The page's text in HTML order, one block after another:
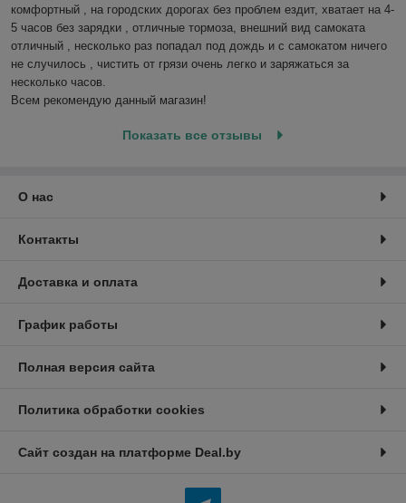
комфортный , на городских дорогах без проблем ездит, хватает на 4-
5 часов без зарядки , отличные тормоза, внешний вид самоката
отличный , несколько раз попадал под дождь и с самокатом ничего
не случилось , чистить от грязи очень легко и заряжаться за
несколько часов.
Всем рекомендую данный магазин!
Показать все отзывы
О нас
Контакты
Доставка и оплата
График работы
Полная версия сайта
Политика обработки cookies
Сайт создан на платформе Deal.by